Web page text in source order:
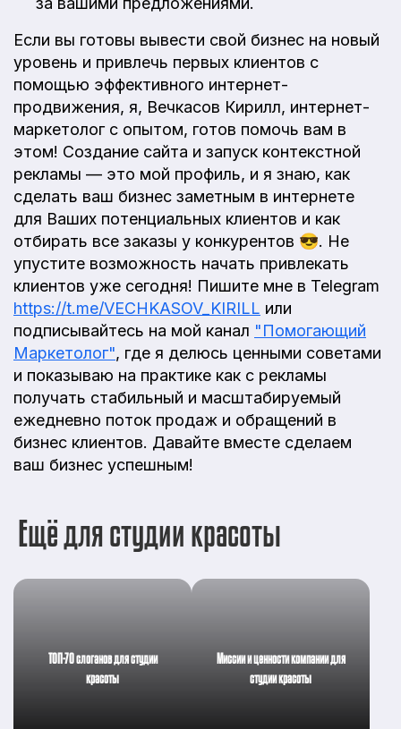
Если вы готовы вывести свой бизнес на новый
уровень и привлечь первых клиентов с
помощью эффективного интернет-
продвижения, я, Вечкасов Кирилл, интернет-
маркетолог с опытом, готов помочь вам в
этом! Создание сайта и запуск контекстной
рекламы — это мой профиль, и я знаю, как
сделать ваш бизнес заметным в интернете
для Ваших потенциальных клиентов и как
отбирать все заказы у конкурентов 😎. Не
упустите возможность начать привлекать
клиентов уже сегодня! Пишите мне в Telegram
https://t.me/VECHKASOV_KIRILL или
подписывайтесь на мой канал "Помогающий
Маркетолог", где я делюсь ценными советами
и показываю на практике как с рекламы
получать стабильный и масштабируемый
ежедневно поток продаж и обращений в
бизнес клиентов. Давайте вместе сделаем
ваш бизнес успешным!
Ещё для студии красоты
ТОП-70 слоганов для студии
красоты
Миссии и ценности компании для
студии красоты